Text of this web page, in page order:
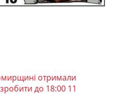
отримали
до 18:00 11